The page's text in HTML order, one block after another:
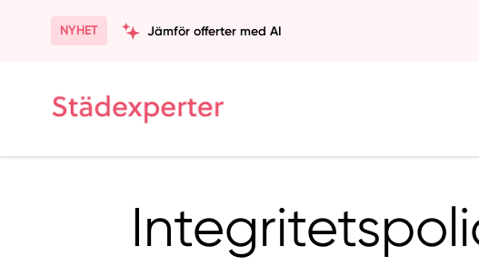
NYHET Jämför offerter med AI